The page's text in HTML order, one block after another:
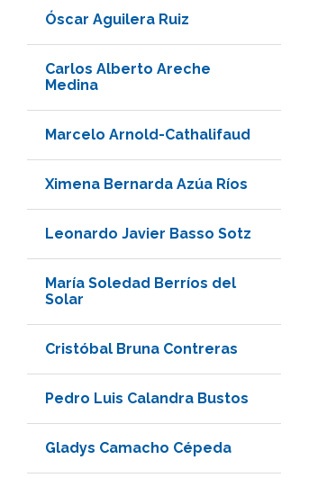
Óscar Aguilera Ruiz
Carlos Alberto Areche
Medina
Marcelo Arnold-Cathalifaud
Ximena Bernarda Azúa Ríos
Leonardo Javier Basso Sotz
María Soledad Berríos del
Solar
Cristóbal Bruna Contreras
Pedro Luis Calandra Bustos
Gladys Camacho Cépeda